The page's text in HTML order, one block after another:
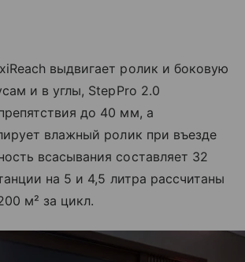
выдвигает ролик и боковую
и в углы, StepPro 2.0
до 40 мм, а
влажный ролик при въезде
всасывания составляет 32
на 5 и 4,5 литра рассчитаны
м² за цикл.